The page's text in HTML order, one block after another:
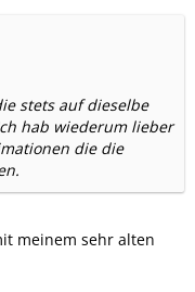
stets auf dieselbe
hab wiederum lieber
die die
meinem sehr alten